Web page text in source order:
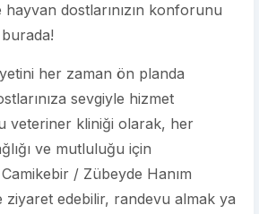
hayvan dostlarınızın konforunu
her zaman ön planda
sevgiyle hizmet
veteriner kliniği olarak, her
ve mutluluğu için
Camikebir / Zübeyde Hanım
ziyaret edebilir, randevu almak ya